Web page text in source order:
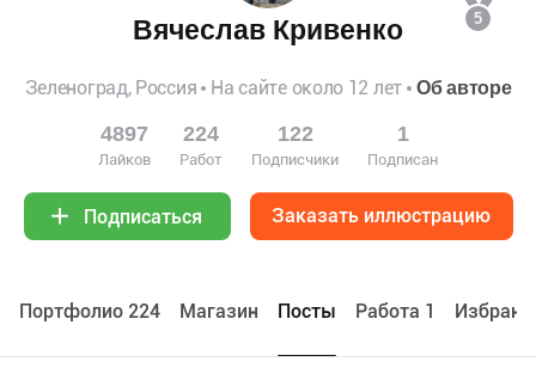
5
Вячеслав Кривенко
Зеленоград, Россия На сайте около 12 лет Об авторе
4897
Лайков
224
Работ
122
Подписчики
1
Подписан
Подписаться Заказать иллюстрацию
Портфолио 224 Maгазин Посты Работа 1